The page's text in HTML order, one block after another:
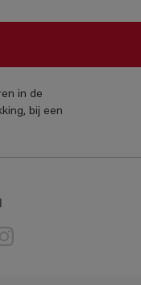
in de
bij een